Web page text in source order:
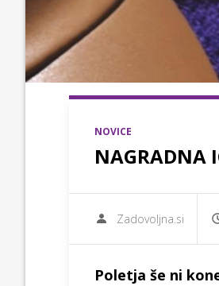
NOVICE
Zadovoljna.si
Poletja še ni